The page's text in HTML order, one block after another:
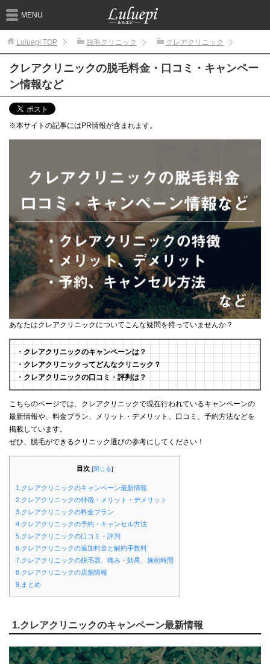
MENU
Luluepi TOP 脱毛クリニック クレアクリニック
クレアクリニックの脱毛料金・口コミ・キャンペー
ン情報など
※本サイトの記事にはPR情報が含まれます。
あなたはクレアクリニックについてこんな疑問を持っていませんか？
・クレアクリニックのキャンペーンは？
・クレアクリニックってどんなクリニック？
・クレアクリニックの口コミ・評判は？
こちらのページでは、クレアクリニックで現在行われているキャンペーンの
最新情報や、料金プラン、メリット・デメリット、口コミ、予約方法などを
掲載しています。
ぜひ、脱毛ができるクリニック選びの参考にしてください！
目次 [閉じる]
1.クレアクリニックのキャンペーン最新情報
2.クレアクリニックの特徴・メリット・デメリット
3.クレアクリニックの料金プラン
4.クレアクリニックの予約・キャンセル方法
5.クレアクリニックの口コミ・評判
6.クレアクリニックの追加料金と解約手数料
7.クレアクリニックの脱毛器、痛み・効果、施術時間
8.クレアクリニックの店舗情報
9.まとめ
1.クレアクリニックのキャンペーン最新情報